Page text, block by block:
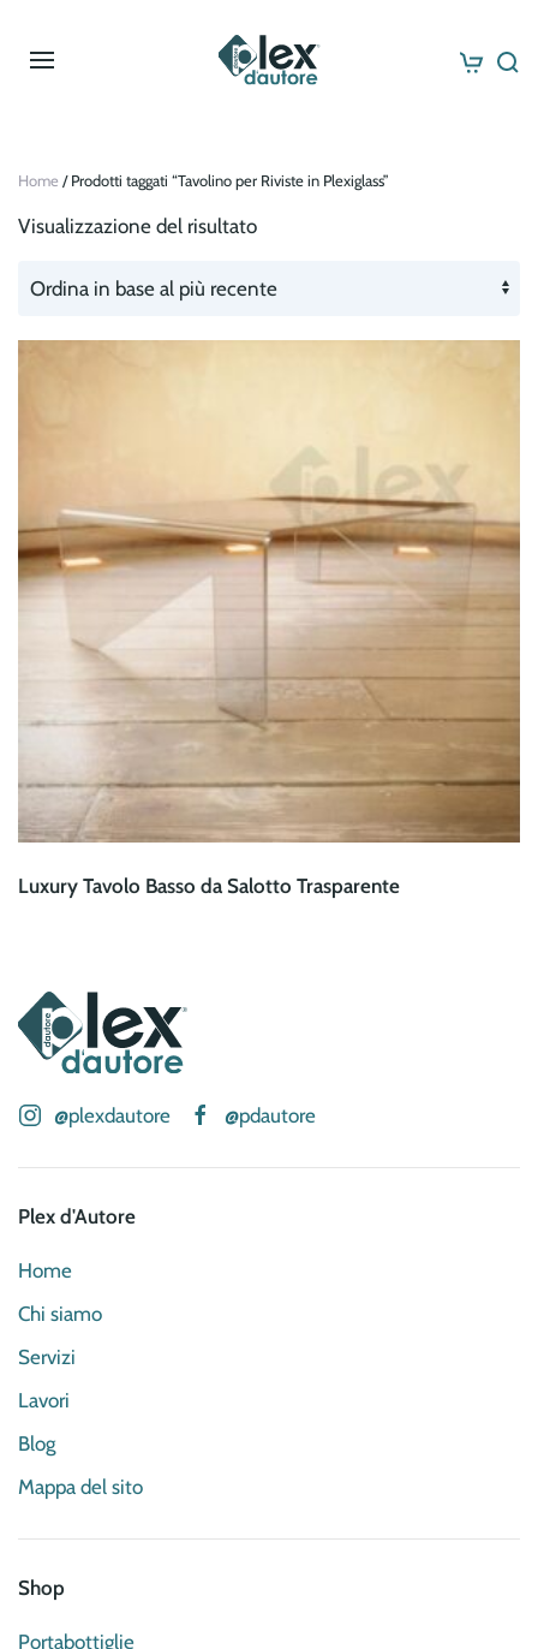
Skip to main content
Home / Prodotti taggati “Tavolino per Riviste in Plexiglass”
Visualizzazione del risultato
Luxury Tavolo Basso da Salotto Trasparente
@plexdautore @pdautore
Plex d'Autore
Home
Chi siamo
Servizi
Lavori
Blog
Mappa del sito
Shop
Portabottiglie